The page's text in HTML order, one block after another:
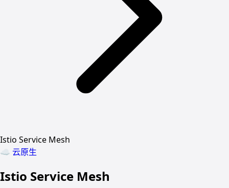
Istio Service Mesh
☁️ 云原生
Istio Service Mesh